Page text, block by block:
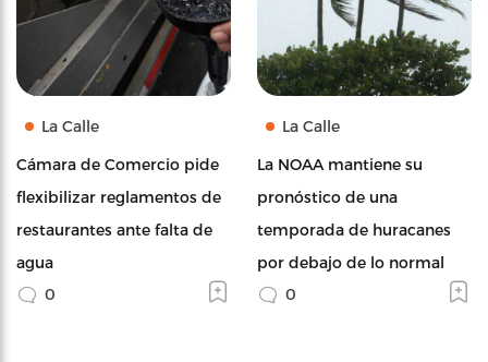
La Calle
Cámara de Comercio pide
flexibilizar reglamentos de
restaurantes ante falta de
agua
0
La Calle
La NOAA mantiene su
pronóstico de una
temporada de huracanes
por debajo de lo normal
0